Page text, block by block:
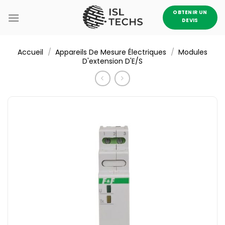
au
OBTENIR UN
DEVIS
Accueil / Appareils De Mesure Électriques / Modules
D'extension D'E/S